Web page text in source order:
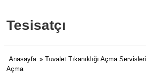
Tesisatçı
Anasayfa » Tuvalet Tıkanıklığı Açma Servisleri
Açma